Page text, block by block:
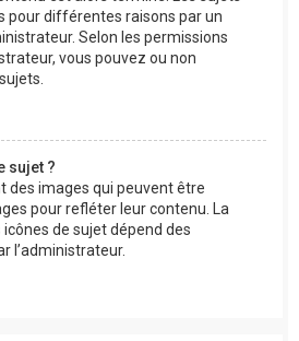
pour différentes raisons par un
Selon les permissions
vous pouvez ou non
sujet ?
des images qui peuvent être
pour refléter leur contenu. La
de sujet dépend des
l’administrateur.